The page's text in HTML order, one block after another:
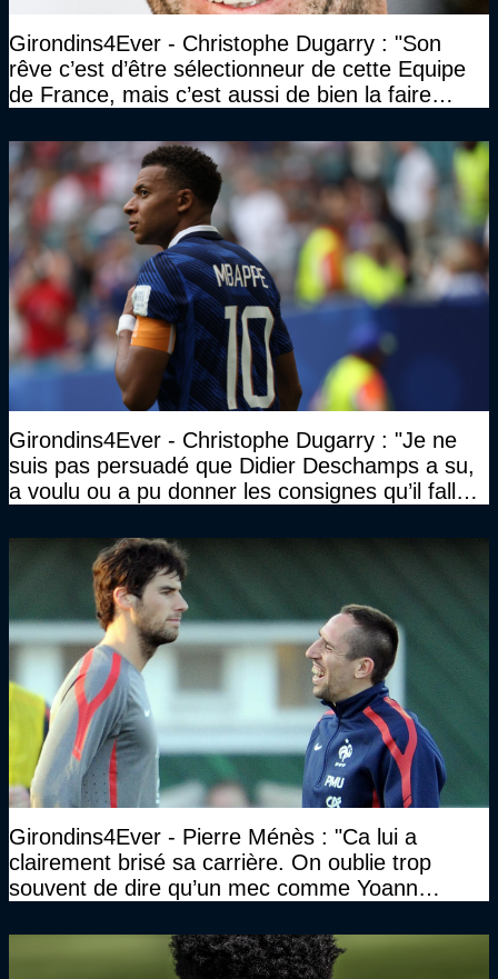
Girondins4Ever - Christophe Dugarry : "Son
rêve c’est d’être sélectionneur de cette Equipe
de France, mais c’est aussi de bien la faire
Girondins4Ever - Christophe Dugarry : "Je ne
suis pas persuadé que Didier Deschamps a su,
a voulu ou a pu donner les consignes qu’il fallait
Girondins4Ever - Pierre Ménès : "Ca lui a
clairement brisé sa carrière. On oublie trop
souvent de dire qu’un mec comme Yoann